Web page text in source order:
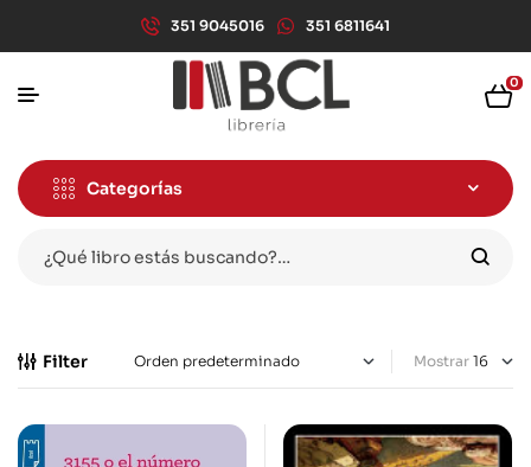
351 9045016 351 6811641
0
Categorías
Filter Mostrar